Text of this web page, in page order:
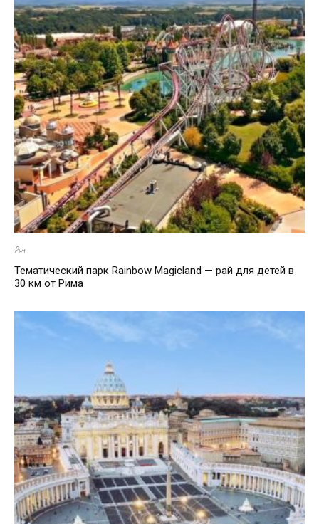
Рим
Тематический парк Rainbow Magicland — рай для детей в
30 км от Рима